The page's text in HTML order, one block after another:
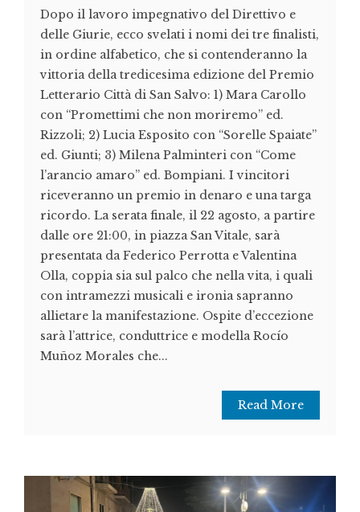
Dopo il lavoro impegnativo del Direttivo e
delle Giurie, ecco svelati i nomi dei tre finalisti,
in ordine alfabetico, che si contenderanno la
vittoria della tredicesima edizione del Premio
Letterario Città di San Salvo: 1) Mara Carollo
con “Promettimi che non moriremo” ed.
Rizzoli; 2) Lucia Esposito con “Sorelle Spaiate”
ed. Giunti; 3) Milena Palminteri con “Come
l’arancio amaro” ed. Bompiani. I vincitori
riceveranno un premio in denaro e una targa
ricordo. La serata finale, il 22 agosto, a partire
dalle ore 21:00, in piazza San Vitale, sarà
presentata da Federico Perrotta e Valentina
Olla, coppia sia sul palco che nella vita, i quali
con intramezzi musicali e ironia sapranno
allietare la manifestazione. Ospite d’eccezione
sarà l’attrice, conduttrice e modella Rocío
Muñoz Morales che...
Read More